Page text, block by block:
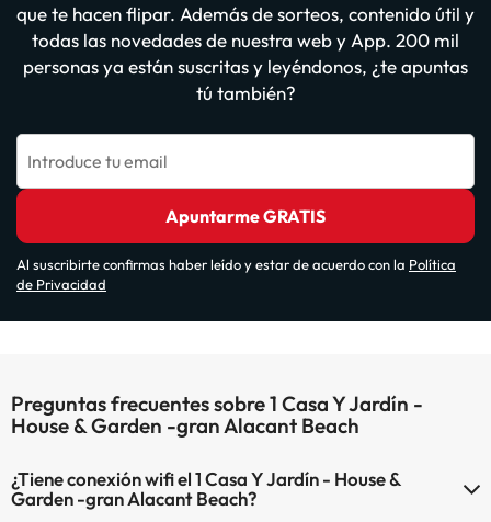
que te hacen flipar. Además de sorteos, contenido útil y
todas las novedades de nuestra web y App. 200 mil
personas ya están suscritas y leyéndonos, ¿te apuntas
tú también?
Introduce tu email
Apuntarme GRATIS
Al suscribirte confirmas haber leído y estar de acuerdo con la Política
de Privacidad
Preguntas frecuentes sobre 1 Casa Y Jardín -
House & Garden -gran Alacant Beach
¿Tiene conexión wifi el 1 Casa Y Jardín - House &
Garden -gran Alacant Beach?